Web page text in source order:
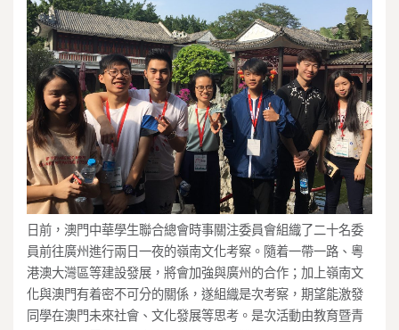
日前，澳門中華學生聯合總會時事關注委員會組織了二十名委
員前往廣州進行兩日一夜的嶺南文化考察。隨着一帶一路、粵
港澳大灣區等建設發展，將會加強與廣州的合作；加上嶺南文
化與澳門有着密不可分的關係，遂組織是次考察，期望能激發
同學在澳門未來社會、文化發展等思考。是次活動由教育暨青